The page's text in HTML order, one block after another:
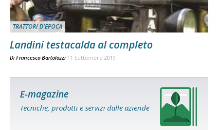
TRATTORI D'EPOCA
Landini testacalda al completo
Di Francesco Bartolozzi 11 Settembre 2019
E-magazine
Tecniche, prodotti e servizi dalle aziende